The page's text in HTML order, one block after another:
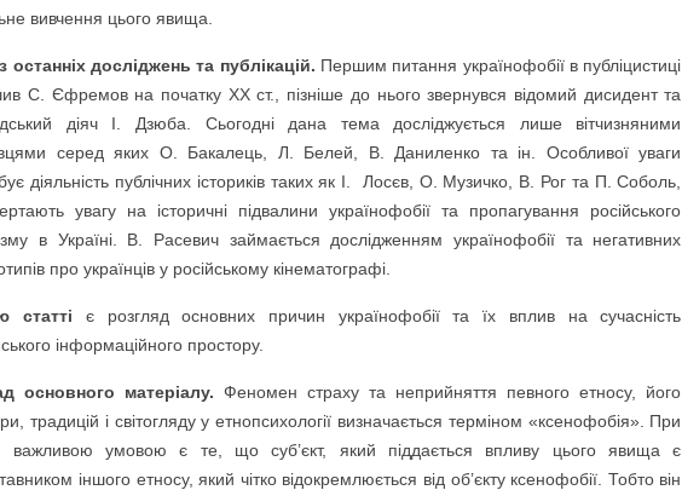
вивчення цього явища.
останніх досліджень та публікацій. Першим питання українофобії в публіцистиці
С. Єфремов на початку ХХ ст., пізніше до нього звернувся відомий дисидент та
діяч І. Дзюба. Сьогодні дана тема досліджується лише вітчизняними
серед яких О. Бакалець, Л. Белей, В. Даниленко та ін. Особливої уваги
діяльність публічних істориків таких як І. Лосєв, О. Музичко, В. Рог та П. Соболь,
увагу на історичні підвалини українофобії та пропагування російського
в Україні. В. Расевич займається дослідженням українофобії та негативних
про українців у російському кінематографі.
статті є розгляд основних причин українофобії та їх вплив на сучасність
інформаційного простору.
основного матеріалу.Феномен страху та неприйняття певного етносу, його
традицій і світогляду у етнопсихології визначається терміном «ксенофобія». При
важливою умовою є те, що суб’єкт, який піддається впливу цього явища є
іншого етносу, який чітко відокремлюється від об’єкту ксенофобії. Тобто він